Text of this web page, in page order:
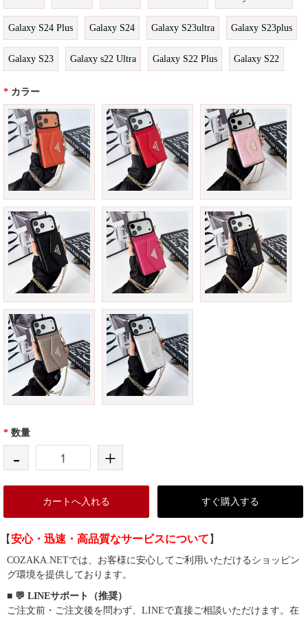
Galaxy S24 Plus Galaxy S24 Galaxy S23ultra Galaxy S23plus
Galaxy S23 Galaxy s22 Ultra Galaxy S22 Plus Galaxy S22
* カラー
* 数量
- +
カートへ入れる すぐ購入する
【安心・迅速・高品質なサービスについて 】
COZAKA.NETでは、お客様に安心してご利用いただけるショッピン
グ環境を提供しております。
■ 💬 LINEサポート（推奨）
ご注文前・ご注文後を問わず、LINEで直接ご相談いただけます。在